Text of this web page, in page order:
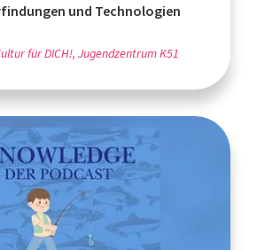
und Technologien
für DICH!, Jugendzentrum K51